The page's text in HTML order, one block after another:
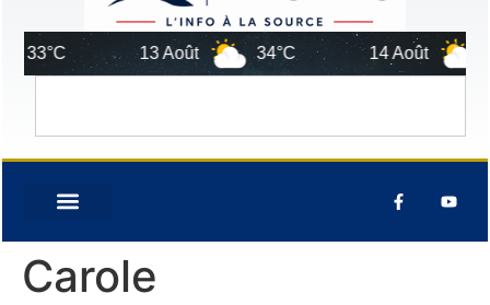
13 Août 34°C 14 Août 33°C
Carole